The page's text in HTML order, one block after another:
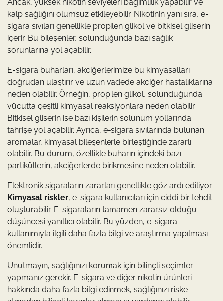
Ancak, yüksek nikotin seviyeleri bağımlılık yapabilir ve
kalp sağlığını olumsuz etkileyebilir. Nikotinin yanı sıra, e-
sigara sıvıları genellikle propilen glikol ve bitkisel gliserin
içerir. Bu bileşenler, solunduğunda bazı sağlık
sorunlarına yol açabilir.
E-sigara buharları, akciğerlerimize bu kimyasalları
doğrudan ulaştırır ve uzun vadede akciğer hastalıklarına
neden olabilir. Örneğin, propilen glikol, solunduğunda
vücutta çeşitli kimyasal reaksiyonlara neden olabilir.
Bitkisel gliserin ise bazı kişilerin solunum yollarında
tahrişe yol açabilir. Ayrıca, e-sigara sıvılarında bulunan
aromalar, kimyasal bileşenlerle birleştiğinde zararlı
olabilir. Bu durum, özellikle buharın içindeki bazı
partiküllerin, akciğerlerde birikmesine neden olabilir.
Elektronik sigaraların zararları genellikle göz ardı ediliyor.
Kimyasal riskler, e-sigara kullanıcıları için ciddi bir tehdit
oluşturabilir. E-sigaraların tamamen zararsız olduğu
düşüncesi yanıltıcı olabilir. Bu yüzden, e-sigara
kullanımıyla ilgili daha fazla bilgi ve araştırma yapılması
önemlidir.
Unutmayın, sağlığınızı korumak için bilinçli seçimler
yapmanız gerekir. E-sigara ve diğer nikotin ürünleri
hakkında daha fazla bilgi edinmek, sağlığınızı riske